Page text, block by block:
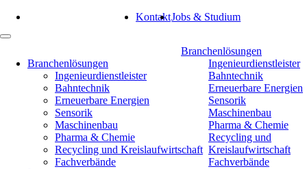
Tel: 0351 47 93 41 92 KontaktJobs & Studium
Navigation
Branchenlösungen
Ingenieurdienstleister
Bahntechnik
Erneuerbare Energien
Sensorik
Maschinenbau
Pharma & Chemie
Recycling und
Kreislaufwirtschaft
Fachverbände
Branchenlösungen
Ingenieurdienstleister
Bahntechnik
Erneuerbare Energien
Sensorik
Maschinenbau
Pharma & Chemie
Recycling und Kreislaufwirtschaft
Fachverbände